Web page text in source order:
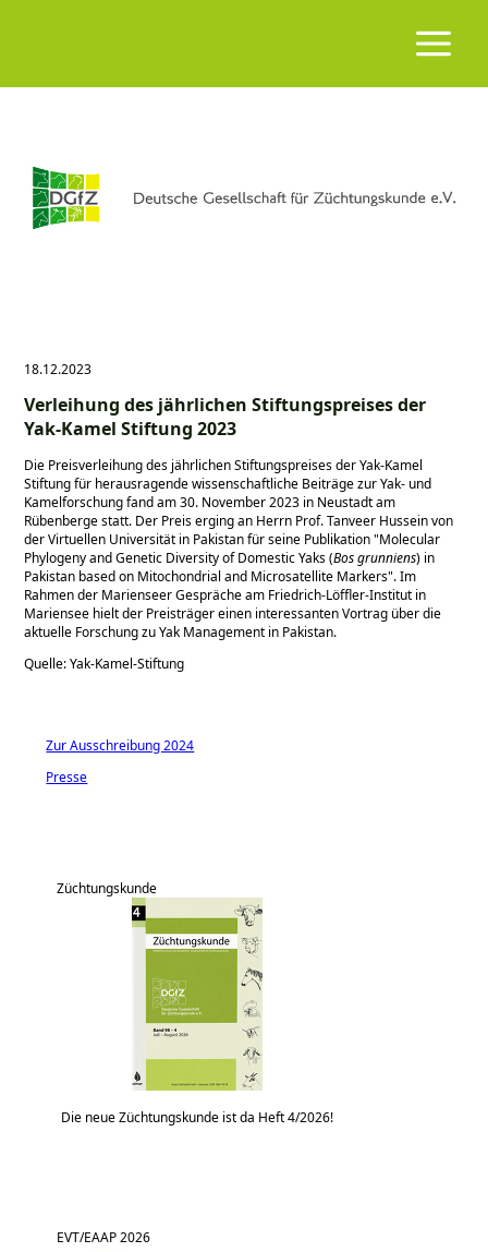
18.12.2023
Verleihung des jährlichen Stiftungspreises der
Yak-Kamel Stiftung 2023
Die Preisverleihung des jährlichen Stiftungspreises der Yak-Kamel
Stiftung für herausragende wissenschaftliche Beiträge zur Yak- und
Kamelforschung fand am 30. November 2023 in Neustadt am
Rübenberge statt. Der Preis erging an Herrn Prof. Tanveer Hussein von
der Virtuellen Universität in Pakistan für seine Publikation Molecular
Phylogeny and Genetic Diversity of Domestic Yaks (Bos grunniens) in
Pakistan based on Mitochondrial and Microsatellite Markers . Im
Rahmen der Marienseer Gespräche am Friedrich-Löffler-Institut in
Mariensee hielt der Preisträger einen interessanten Vortrag über die
aktuelle Forschung zu Yak Management in Pakistan.
Quelle: Yak-Kamel-Stiftung
Zur Ausschreibung 2024
Presse
Züchtungskunde
Die neue Züchtungskunde ist da Heft 4/2026!
EVT/EAAP 2026